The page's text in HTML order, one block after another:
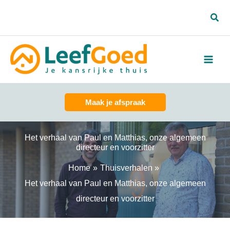
de
inhoud
Maak je afspraak
Het verhaal van Paul en Matthias, onze algemeen
directeur en voorzitter
Home
Thuisverhalen
Het verhaal van Paul en Matthias, onze algemeen
directeur en voorzitter